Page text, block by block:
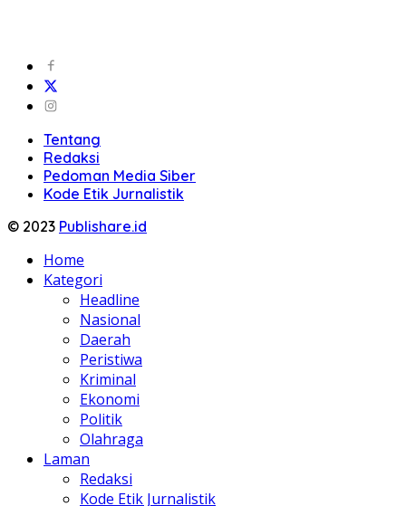
Tentang
Redaksi
Pedoman Media Siber
Kode Etik Jurnalistik
© 2023 Publishare.id
Home
Kategori
Headline
Nasional
Daerah
Peristiwa
Kriminal
Ekonomi
Politik
Olahraga
Laman
Redaksi
Kode Etik Jurnalistik